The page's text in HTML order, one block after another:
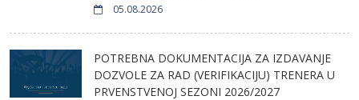
05.08.2026
POTREBNA DOKUMENTACIJA ZA IZDAVANJE
DOZVOLE ZA RAD (VERIFIKACIJU) TRENERA U
PRVENSTVENOJ SEZONI 2026/2027